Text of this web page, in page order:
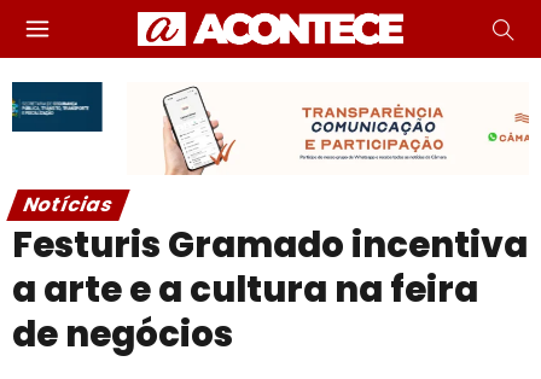
Notícias
Festuris Gramado incentiva
a arte e a cultura na feira
de negócios